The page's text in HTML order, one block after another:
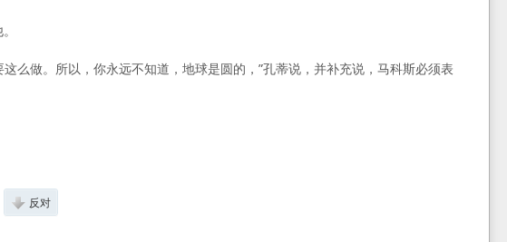
么做。所以，你永远不知道，地球是圆的，”孔蒂说，并补充说，马科斯必须表
反对